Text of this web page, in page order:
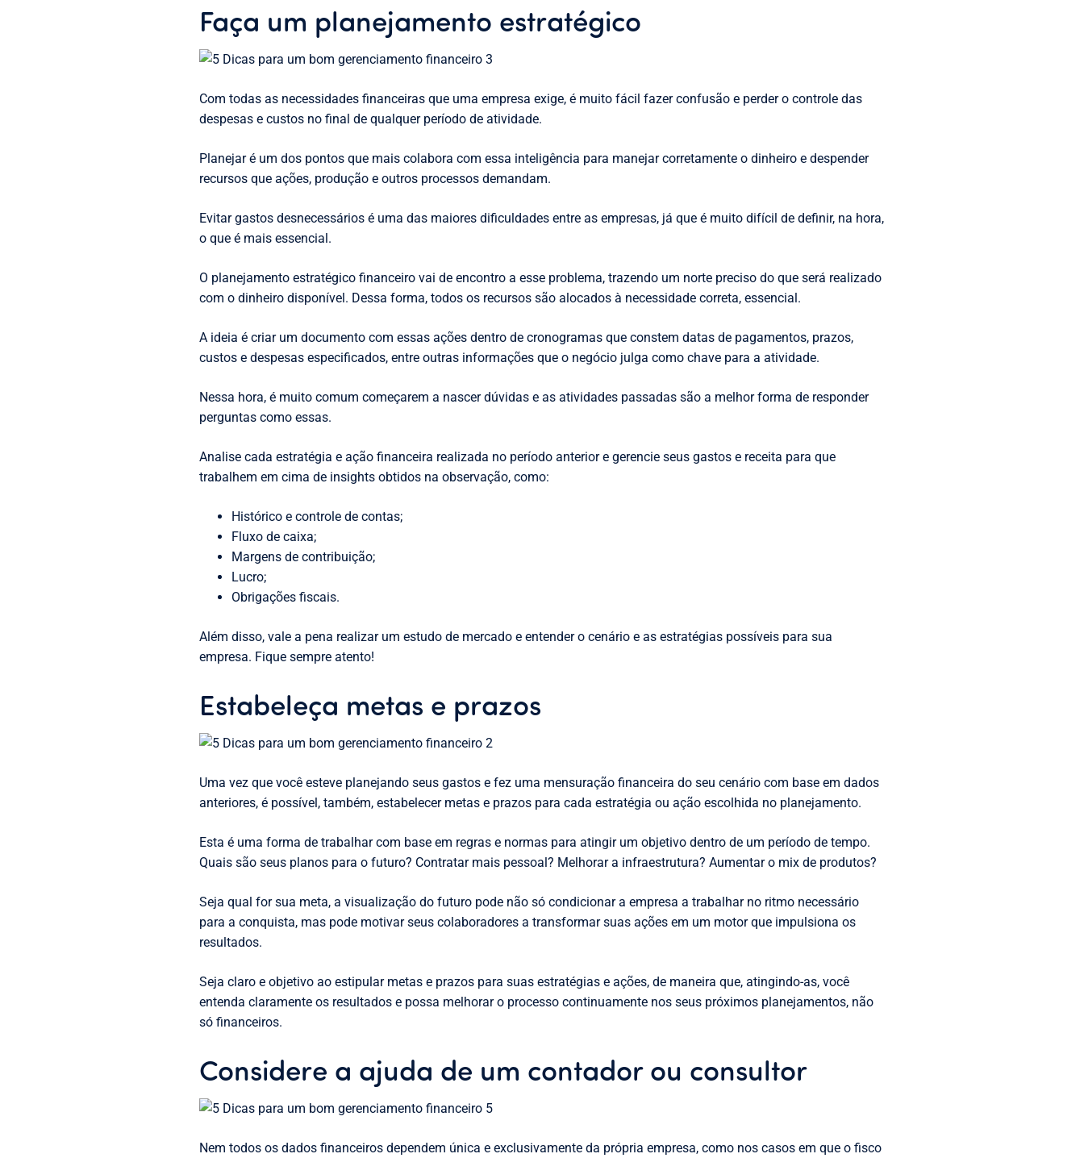
Faça um planejamento estratégico
Com todas as necessidades financeiras que uma empresa exige, é muito fácil fazer confusão e perder o controle das
despesas e custos no final de qualquer período de atividade.
Planejar é um dos pontos que mais colabora com essa inteligência para manejar corretamente o dinheiro e despender
recursos que ações, produção e outros processos demandam.
Evitar gastos desnecessários é uma das maiores dificuldades entre as empresas, já que é muito difícil de definir, na hora,
o que é mais essencial.
O planejamento estratégico financeiro vai de encontro a esse problema, trazendo um norte preciso do que será realizado
com o dinheiro disponível. Dessa forma, todos os recursos são alocados à necessidade correta, essencial.
A ideia é criar um documento com essas ações dentro de cronogramas que constem datas de pagamentos, prazos,
custos e despesas especificados, entre outras informações que o negócio julga como chave para a atividade.
Nessa hora, é muito comum começarem a nascer dúvidas e as atividades passadas são a melhor forma de responder
perguntas como essas.
Analise cada estratégia e ação financeira realizada no período anterior e gerencie seus gastos e receita para que
trabalhem em cima de insights obtidos na observação, como:
Histórico e controle de contas;
Fluxo de caixa;
Margens de contribuição;
Lucro;
Obrigações fiscais.
Além disso, vale a pena realizar um estudo de mercado e entender o cenário e as estratégias possíveis para sua
empresa. Fique sempre atento!
Estabeleça metas e prazos
Uma vez que você esteve planejando seus gastos e fez uma mensuração financeira do seu cenário com base em dados
anteriores, é possível, também, estabelecer metas e prazos para cada estratégia ou ação escolhida no planejamento.
Esta é uma forma de trabalhar com base em regras e normas para atingir um objetivo dentro de um período de tempo.
Quais são seus planos para o futuro? Contratar mais pessoal? Melhorar a infraestrutura? Aumentar o mix de produtos?
Seja qual for sua meta, a visualização do futuro pode não só condicionar a empresa a trabalhar no ritmo necessário
para a conquista, mas pode motivar seus colaboradores a transformar suas ações em um motor que impulsiona os
resultados.
Seja claro e objetivo ao estipular metas e prazos para suas estratégias e ações, de maneira que, atingindo-as, você
entenda claramente os resultados e possa melhorar o processo continuamente nos seus próximos planejamentos, não
só financeiros.
Considere a ajuda de um contador ou consultor
Nem todos os dados financeiros dependem única e exclusivamente da própria empresa, como nos casos em que o fisco